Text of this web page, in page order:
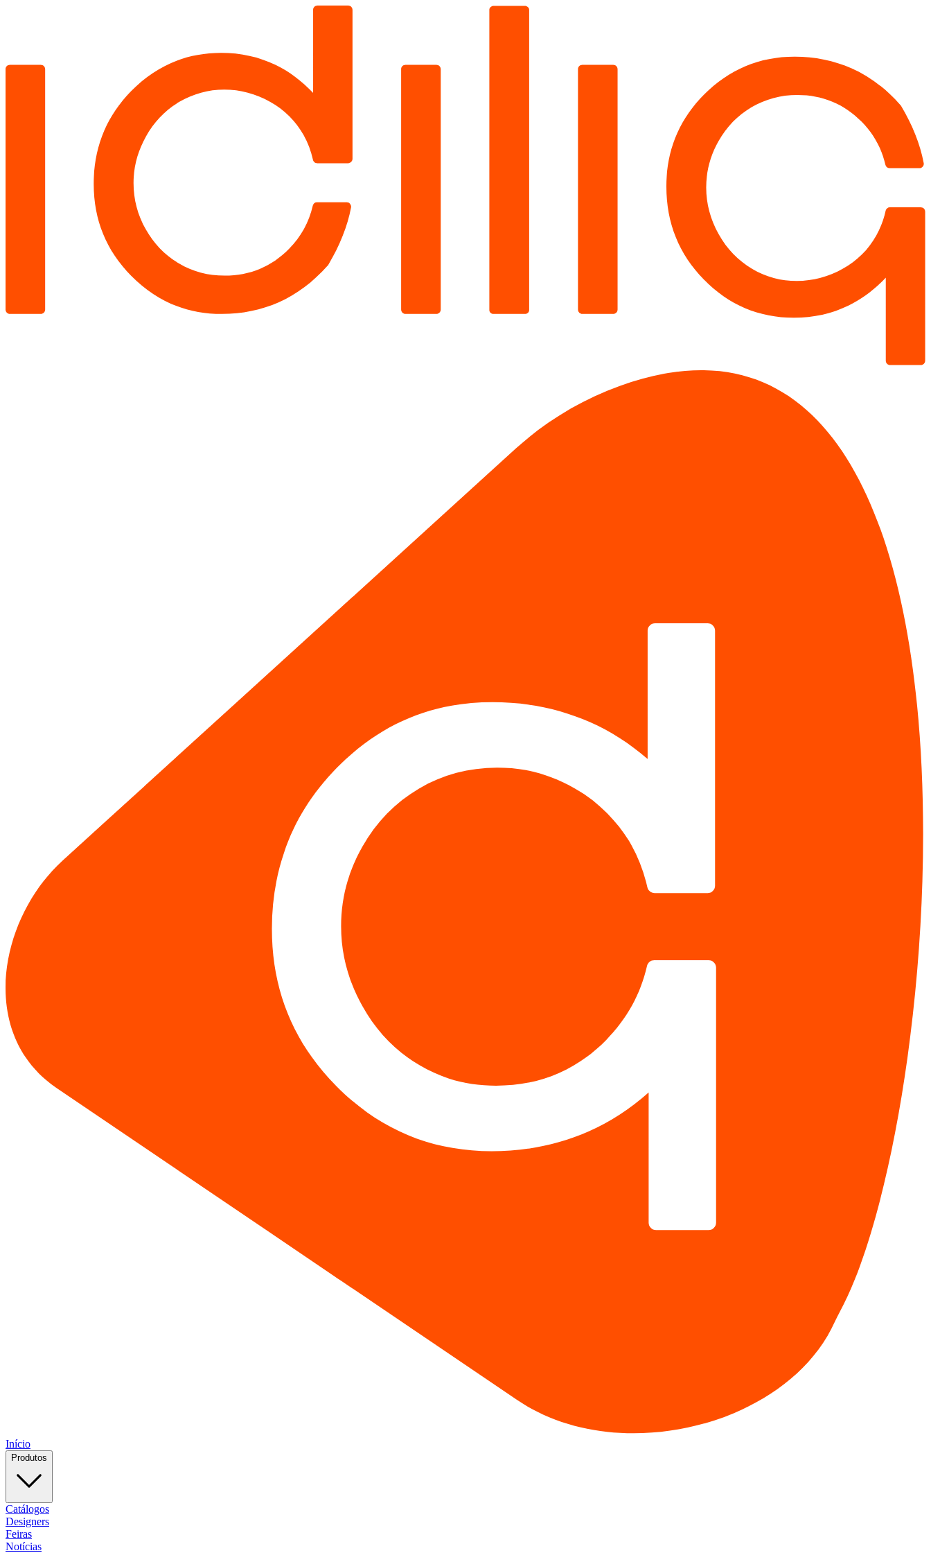
Início
Produtos
Catálogos
Designers
Feiras
Notícias